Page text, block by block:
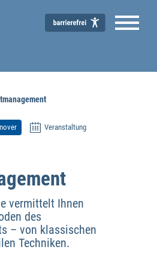
Veranstaltung
vermittelt Ihnen
des
– von klassischen
Techniken.